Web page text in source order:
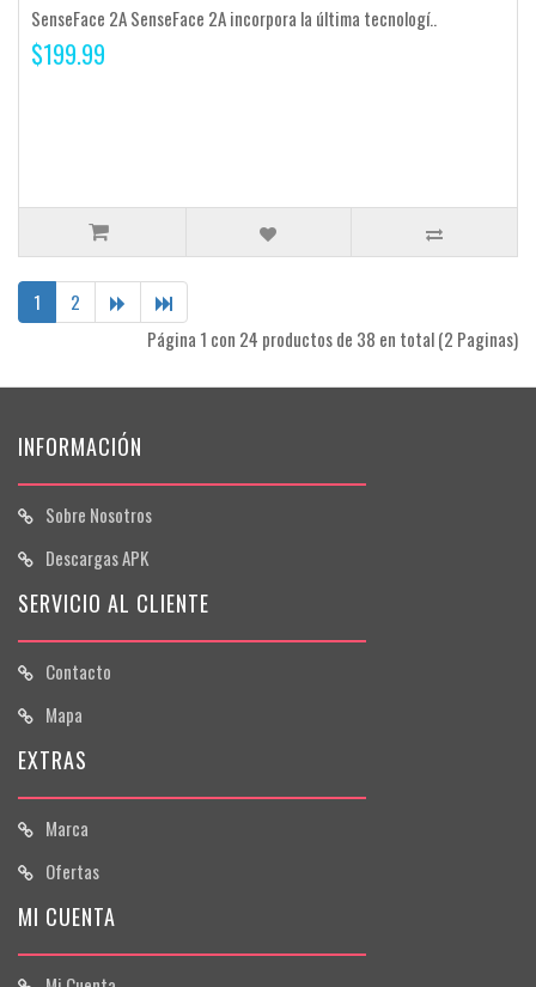
SenseFace 2A SenseFace 2A incorpora la última tecnologí..
$199.99
1
2
Página 1 con 24 productos de 38 en total (2 Paginas)
INFORMACIÓN
Sobre Nosotros
Descargas APK
SERVICIO AL CLIENTE
Contacto
Mapa
EXTRAS
Marca
Ofertas
MI CUENTA